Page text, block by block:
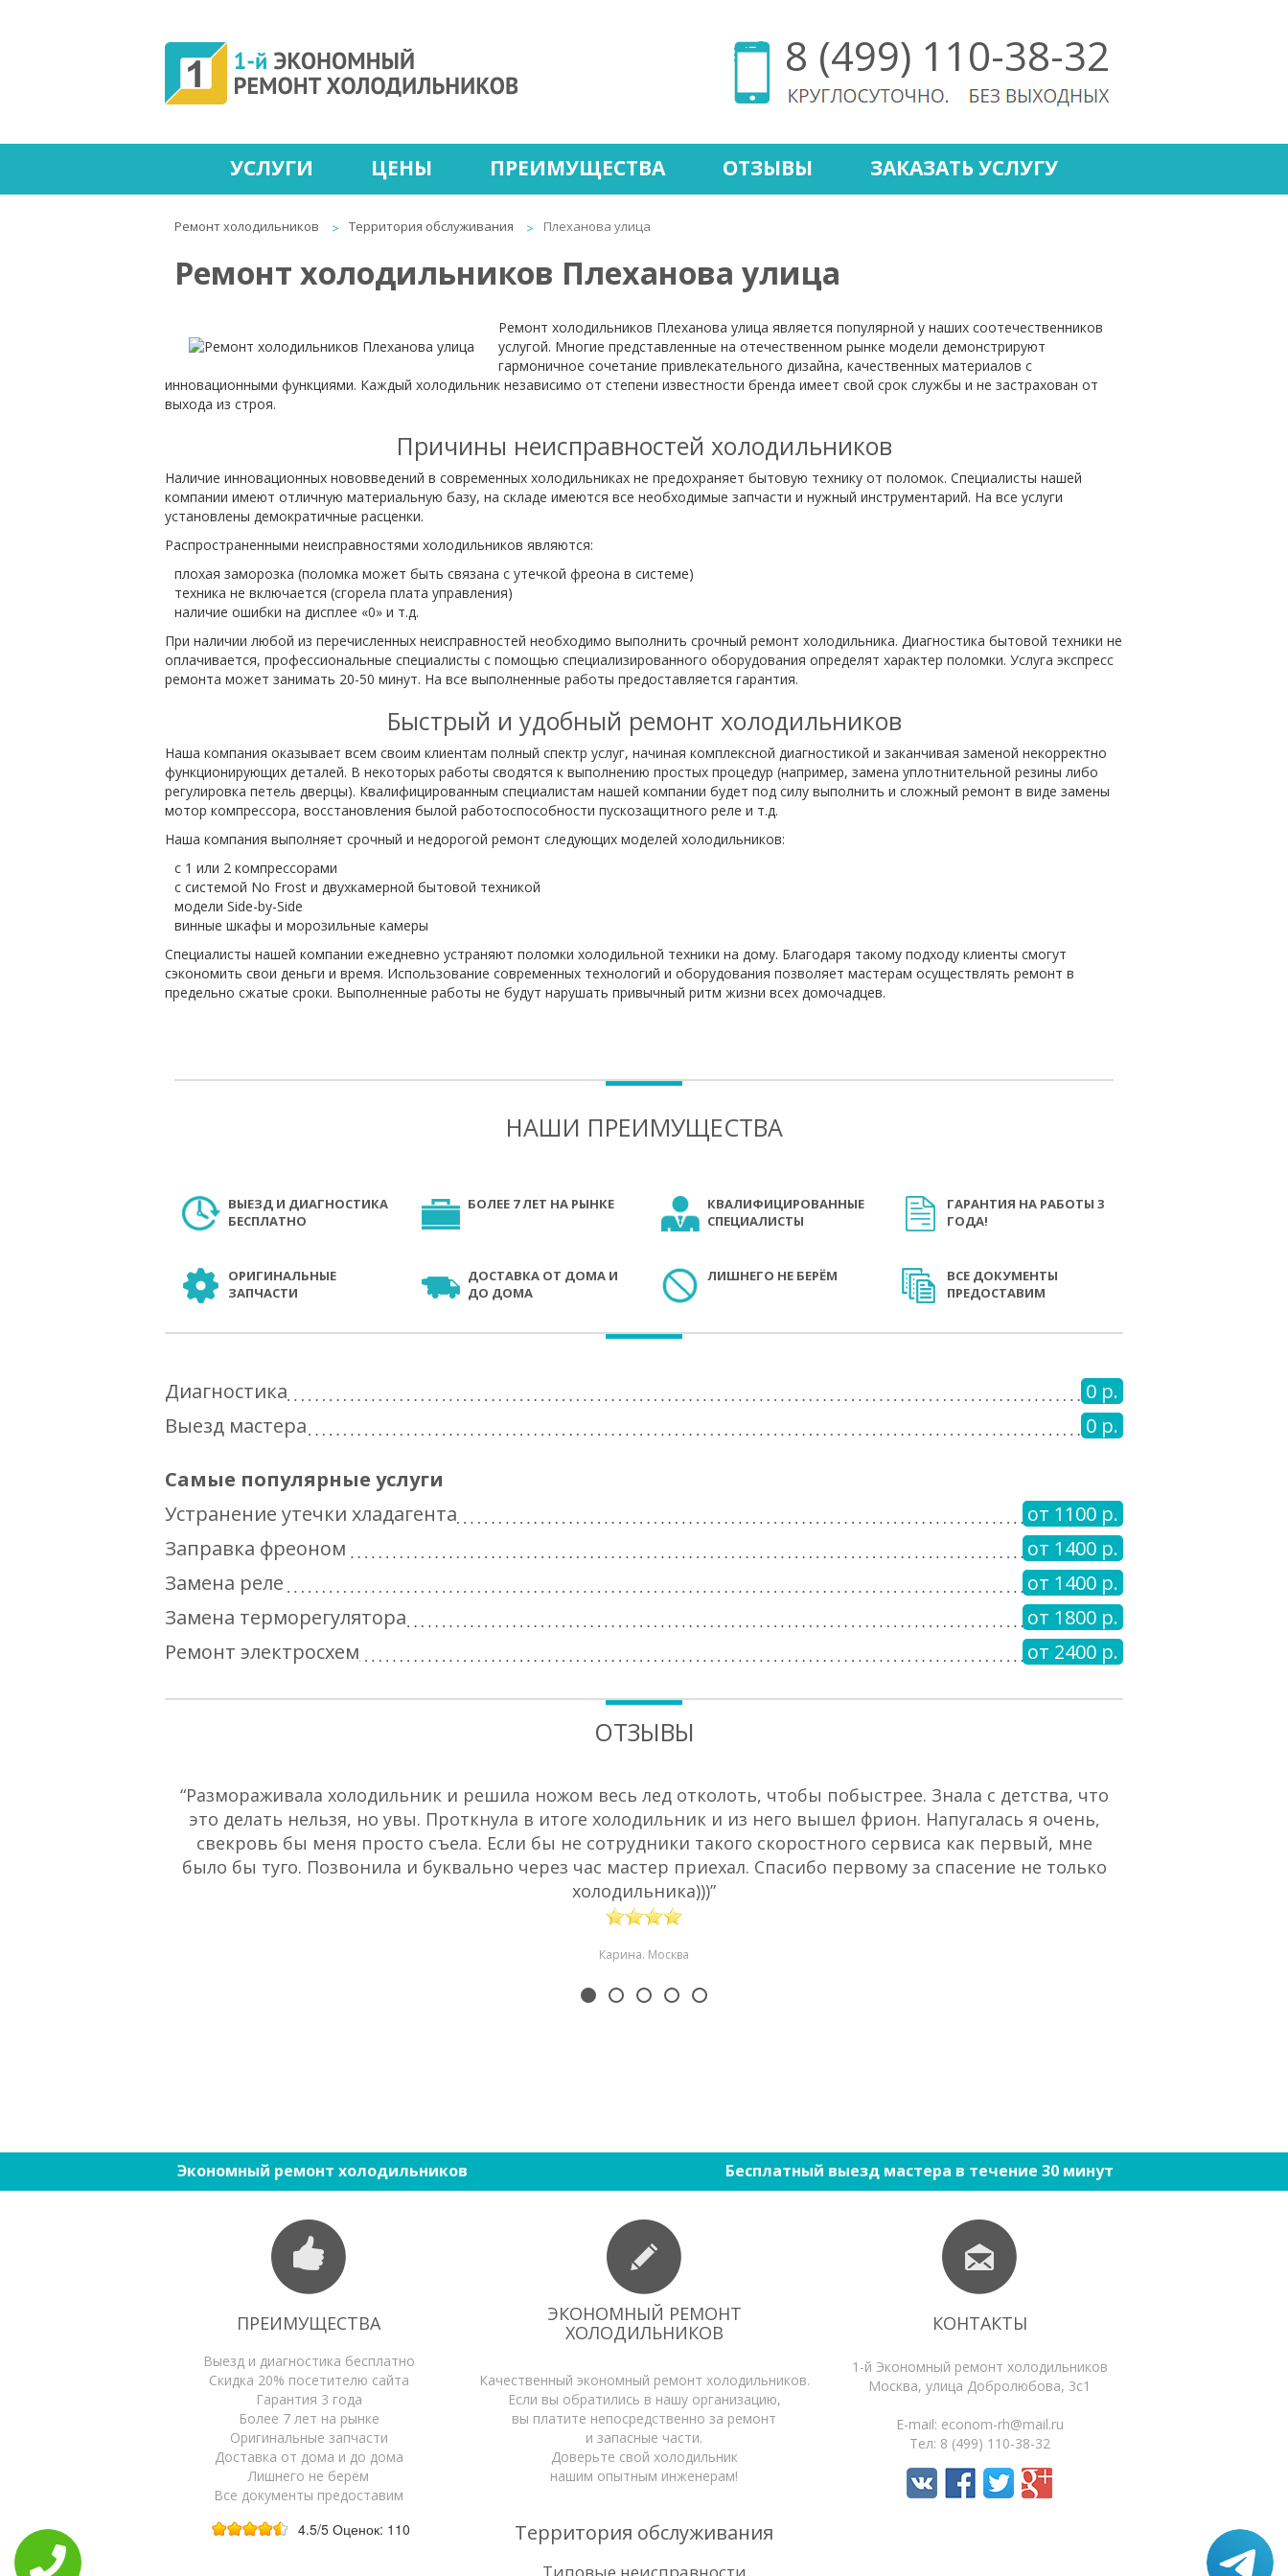
8 (499) 110-38-32
УСЛУГИ ЦЕНЫ ПРЕИМУЩЕСТВА ОТЗЫВЫ ЗАКАЗАТЬ УСЛУГУ
Ремонт холодильников Территория обслуживания Плеханова улица
Ремонт холодильников Плеханова улица
Ремонт холодильников Плеханова улица является популярной у наших соотечественников
услугой. Многие представленные на отечественном рынке модели демонстрируют
гармоничное сочетание привлекательного дизайна, качественных материалов с
инновационными функциями. Каждый холодильник независимо от степени известности бренда имеет свой срок службы и не застрахован от
выхода из строя.
Причины неисправностей холодильников
Наличие инновационных нововведений в современных холодильниках не предохраняет бытовую технику от поломок. Специалисты нашей
компании имеют отличную материальную базу, на складе имеются все необходимые запчасти и нужный инструментарий. На все услуги
установлены демократичные расценки.
Распространенными неисправностями холодильников являются:
плохая заморозка (поломка может быть связана с утечкой фреона в системе)
техника не включается (сгорела плата управления)
наличие ошибки на дисплее «0» и т.д.
При наличии любой из перечисленных неисправностей необходимо выполнить срочный ремонт холодильника. Диагностика бытовой техники не
оплачивается, профессиональные специалисты с помощью специализированного оборудования определят характер поломки. Услуга экспресс
ремонта может занимать 20-50 минут. На все выполненные работы предоставляется гарантия.
Быстрый и удобный ремонт холодильников
Наша компания оказывает всем своим клиентам полный спектр услуг, начиная комплексной диагностикой и заканчивая заменой некорректно
функционирующих деталей. В некоторых работы сводятся к выполнению простых процедур (например, замена уплотнительной резины либо
регулировка петель дверцы). Квалифицированным специалистам нашей компании будет под силу выполнить и сложный ремонт в виде замены
мотор компрессора, восстановления былой работоспособности пускозащитного реле и т.д.
Наша компания выполняет срочный и недорогой ремонт следующих моделей холодильников:
с 1 или 2 компрессорами
с системой No Frost и двухкамерной бытовой техникой
модели Side-by-Side
винные шкафы и морозильные камеры
Специалисты нашей компании ежедневно устраняют поломки холодильной техники на дому. Благодаря такому подходу клиенты смогут
сэкономить свои деньги и время. Использование современных технологий и оборудования позволяет мастерам осуществлять ремонт в
предельно сжатые сроки. Выполненные работы не будут нарушать привычный ритм жизни всех домочадцев.
НАШИ ПРЕИМУЩЕСТВА
ВЫЕЗД И ДИАГНОСТИКА
БЕСПЛАТНО
БОЛЕЕ 7 ЛЕТ НА РЫНКЕ
КВАЛИФИЦИРОВАННЫЕ
СПЕЦИАЛИСТЫ
ГАРАНТИЯ НА РАБОТЫ 3
ГОДА!
ОРИГИНАЛЬНЫЕ
ЗАПЧАСТИ
ДОСТАВКА ОТ ДОМА И
ДО ДОМА
ЛИШНЕГО НЕ БЕРЁМ
ВСЕ ДОКУМЕНТЫ
ПРЕДОСТАВИМ
Диагностика
0 р.
Выезд мастера
0 р.
Самые популярные услуги
Устранение утечки хладагента
от 1100 р.
Заправка фреоном
от 1400 р.
Замена реле
от 1400 р.
Замена терморегулятора
от 1800 р.
Ремонт электросхем
от 2400 р.
ОТЗЫВЫ
“Размораживала холодильник и решила ножом весь лед отколоть, чтобы побыстрее. Знала с детства, что
это делать нельзя, но увы. Проткнула в итоге холодильник и из него вышел фрион. Напугалась я очень,
свекровь бы меня просто съела. Если бы не сотрудники такого скоростного сервиса как первый, мне
было бы туго. Позвонила и буквально через час мастер приехал. Спасибо первому за спасение не только
холодильника)))”
Карина. Москва
Экономный ремонт холодильников Бесплатный выезд мастера в течение 30 минут
ПРЕИМУЩЕСТВА
ЭКОНОМНЫЙ РЕМОНТ
ХОЛОДИЛЬНИКОВ
КОНТАКТЫ
Выезд и диагностика бесплатно
Скидка 20% посетителю сайта
Гарантия 3 года
Более 7 лет на рынке
Оригинальные запчасти
Доставка от дома и до дома
Лишнего не берём
Все документы предоставим
Качественный экономный ремонт холодильников.
Если вы обратились в нашу организацию,
вы платите непосредственно за ремонт
и запасные части.
Доверьте свой холодильник
нашим опытным инженерам!
1-й Экономный ремонт холодильников
Москва, улица Добролюбова, 3с1
E-mail: econom-rh@mail.ru
Тел: 8 (499) 110-38-32
Территория обслуживания
4.5/5 Оценок: 110